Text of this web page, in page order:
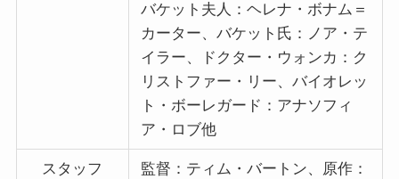
バケット夫人：ヘレナ・ボナム＝
カーター、バケット氏：ノア・テ
イラー、ドクター・ウォンカ：ク
リストファー・リー、バイオレッ
ト・ボーレガード：アナソフィ
ア・ロブ他
スタッフ
監督：ティム・バートン、原作：